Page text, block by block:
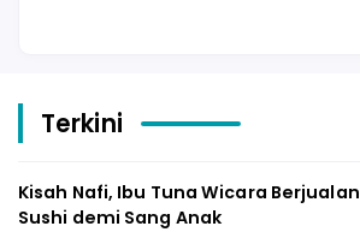
Terkini
Kisah Nafi, Ibu Tuna Wicara Berjualan
Sushi demi Sang Anak